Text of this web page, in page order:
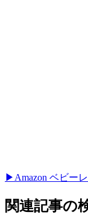
▶︎Amazon ベビー
関連記事の